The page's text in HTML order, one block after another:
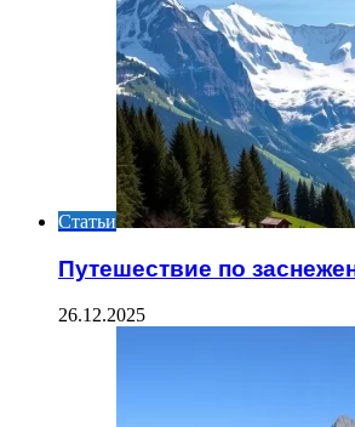
Статьи
Путешествие по
26.12.2025